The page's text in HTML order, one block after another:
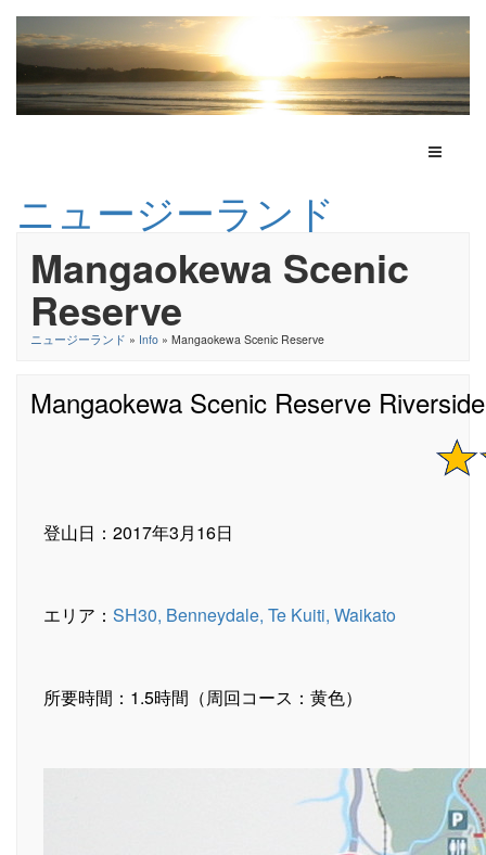
Toggle
ニュージーランド
Mangaokewa Scenic
Reserve
ニュージーランド » Info » Mangaokewa Scenic Reserve
Mangaokewa Scenic Reserve
登山日：2017年3月16日
エリア： SH30, Benneydale, Te Kuiti, Waikato
所要時間：1.5時間（周回コース：黄色）